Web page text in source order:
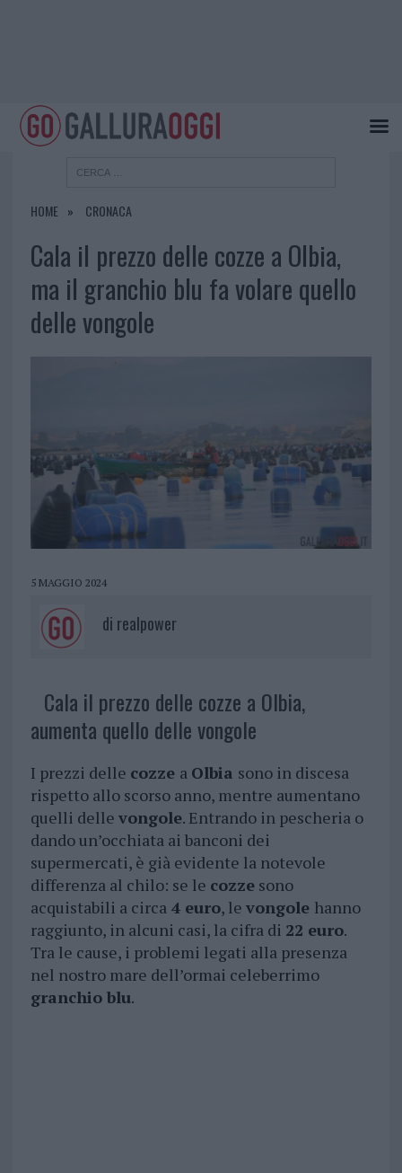
HOME CRONACA
Cala il prezzo delle cozze a Olbia,
ma il granchio blu fa volare quello
delle vongole
5 MAGGIO 2024
di realpower
Cala il prezzo delle cozze a Olbia,
aumenta quello delle vongole
I prezzi delle cozze a Olbia sono in discesa
rispetto allo scorso anno, mentre aumentano
quelli delle vongole. Entrando in pescheria o
dando un’occhiata ai banconi dei
supermercati, è già evidente la notevole
differenza al chilo: se le cozzesono
acquistabili a circa4 euro, le vongole hanno
raggiunto, in alcuni casi, la cifra di 22 euro.
Tra le cause, i problemi legati alla presenza
nel nostro mare dell’ormai celeberrimo
granchio blu.